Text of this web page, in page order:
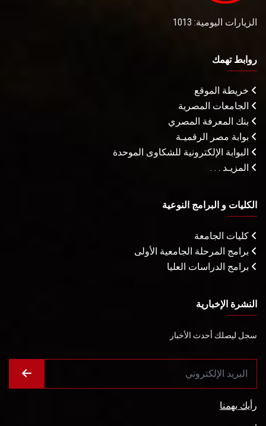
الزيارات اليومية: 1013
روابط تهمك
خريطة الموقع
الجامعات المصرية
بنك المعرفة المصري
بوابة مصر الرقميـة
البوابة الإلكترونية للشكاوى الموحدة
المزيـد . . .
الكليات و البرامج النوعية
كليات الجامعة
برامج المرحلة الجامعية الأولى
برامج الدراسات العليا
النشرة الإخبارية
سجل ليصلك أحدث الأخبار
رأيك يهمنا